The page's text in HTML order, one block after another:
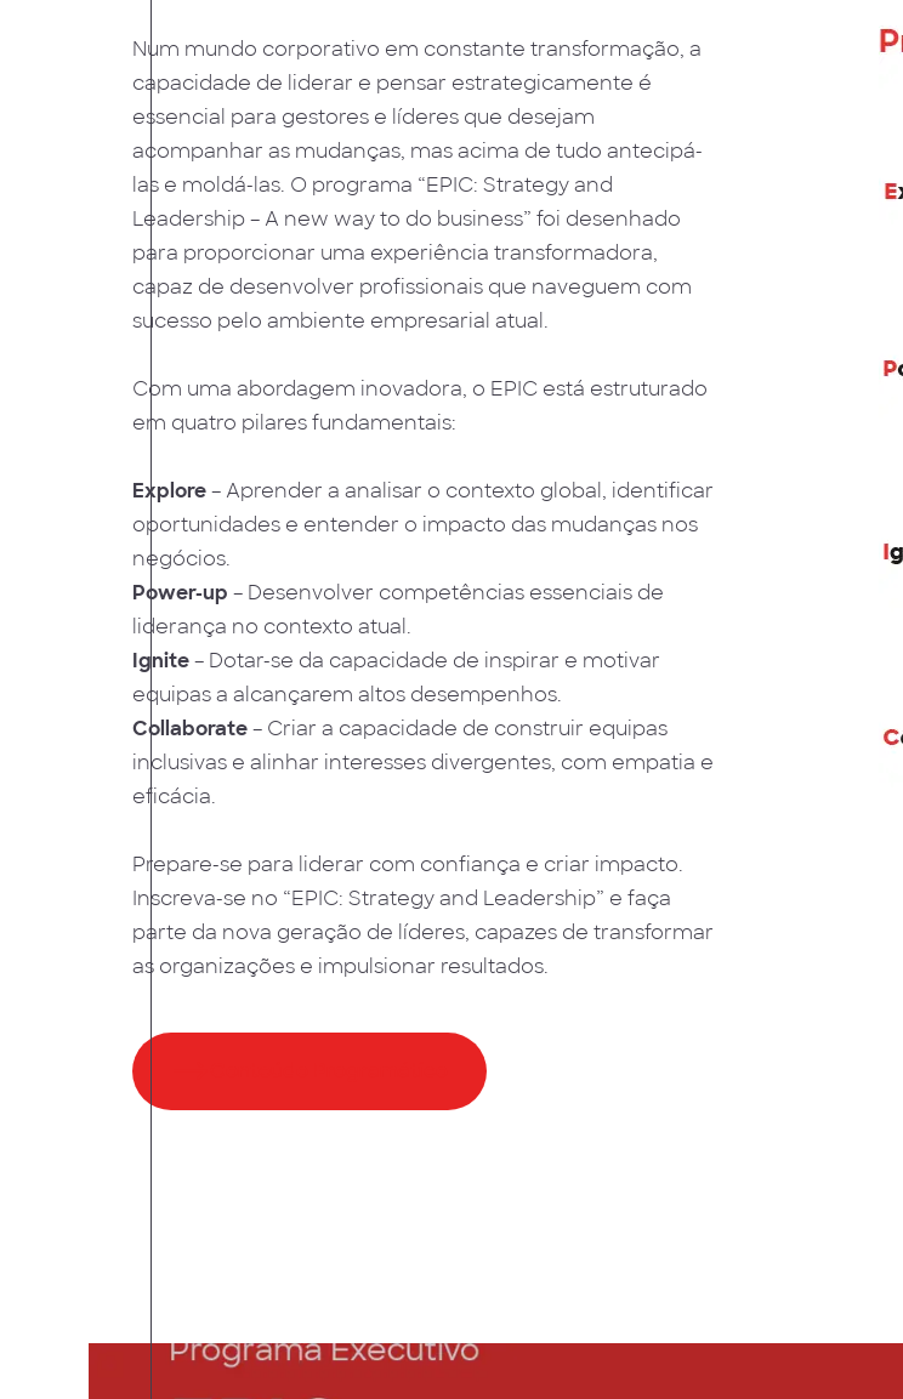
Num mundo corporativo em constante transformação, a
capacidade de liderar e pensar estrategicamente é
essencial para gestores e líderes que desejam
acompanhar as mudanças, mas acima de tudo antecipá-
las e moldá-las. O programa “EPIC: Strategy and
Leadership – A new way to do business” foi desenhado
para proporcionar uma experiência transformadora,
capaz de desenvolver profissionais que naveguem com
sucesso pelo ambiente empresarial atual.
Com uma abordagem inovadora, o EPIC está estruturado
em quatro pilares fundamentais:
Explore– Aprender a analisar o contexto global, identificar
oportunidades e entender o impacto das mudanças nos
negócios.
Power-up – Desenvolver competências essenciais de
liderança no contexto atual.
Ignite– Dotar-se da capacidade de inspirar e motivar
equipas a alcançarem altos desempenhos.
Collaborate– Criar a capacidade de construir equipas
inclusivas e alinhar interesses divergentes, com empatia e
eficácia.
Prepare-se para liderar com confiança e criar impacto.
Inscreva-se no “EPIC: Strategy and Leadership” e faça
parte da nova geração de líderes, capazes de transformar
as organizações e impulsionar resultados.